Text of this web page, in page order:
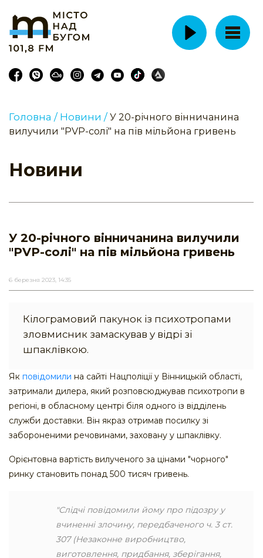
Головна / Новини / У 20-річного вінничанина
вилучили "PVP-солі" на пів мільйона гривень
Новини
У 20-річного вінничанина вилучили
"PVP-солі" на пів мільйона гривень
6 березня 2023, 14:35
Кілограмовий пакунок із психотропами
зловмисник замаскував у відрі зі
шпаклівкою.
Як повідомили на сайті Нацполіції у Вінницькій області,
затримали дилера, який розповсюджував психотропи в
регіоні, в обласному центрі біля одного із відділень
служби доставки. Він якраз отримав посилку зі
забороненими речовинами, заховану у шпаклівку.
Орієнтовна вартість вилученого за цінами "чорного"
ринку становить понад 500 тисяч гривень.
"Слідчі повідомили йому про підозру у
вчиненні злочину, передбаченого ч. 3 ст.
307 (Незаконне виробництво,
виготовлення, придбання, зберігання,